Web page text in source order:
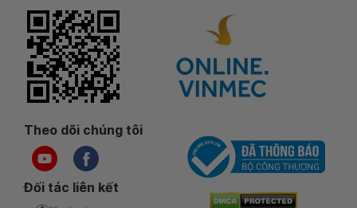
Theo dõi chúng tôi
Đối tác liên kết